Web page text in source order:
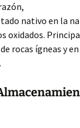
nativo en la
oxidados.
rocas ígneas y